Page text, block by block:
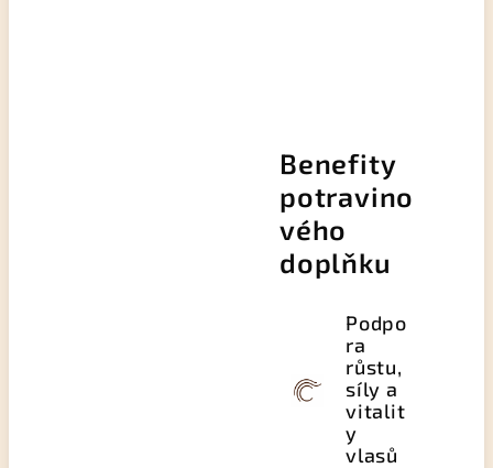
Benefity
potravino
vého
doplňku
Podpo
ra
růstu,
síly a
vitalit
y
vlasů